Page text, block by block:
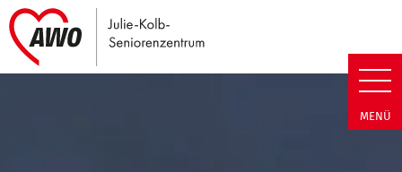
Julie-Kolb-Seniorenzentrum |
MENÜ